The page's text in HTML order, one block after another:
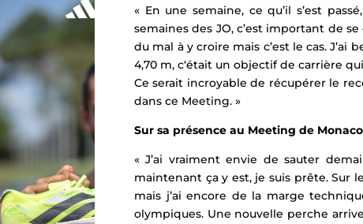
« En une semaine, ce qu’il s’est
semaines des JO, c’est important de
du mal à y croire mais c’est le cas.
4,70 m, c‘était un objectif de carrière
Ce serait incroyable de récupérer le
dans ce Meeting. »
Sur sa présence au Meeting de Monaco
« J’ai vraiment envie de sauter
maintenant ça y est, je suis prête. Sur
mais j’ai encore de la marge
olympiques. Une nouvelle perche